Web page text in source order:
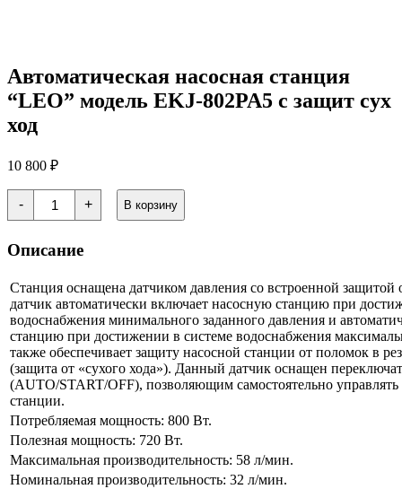
Автоматическая насосная станция
“LEO” модель EKJ-802PA5 с защит сух
ход
10 800 ₽
-
Количество
товара
Автоматическая
станция
EKJ-
802PA5
с
защит
сух
ход
+ В корзину
Описание
Станция оснащена датчиком давления со встроенной защитой
датчик автоматически включает насосную станцию при
водоснабжения минимального заданного давления и
станцию при достижении в системе водоснабжения
также обеспечивает защиту насосной станции от поломок в
(защита от «сухого хода»). Данный датчик оснащен
(AUTO/START/OFF), позволяющим самостоятельно управлять
станции.
Потребляемая мощность: 800 Вт.
Полезная мощность: 720 Вт.
Максимальная производительность: 58 л/мин.
Номинальная производительность: 32 л/мин.